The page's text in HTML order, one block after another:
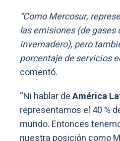
“Como Mercosur,
las emisiones (de gases
invernadero), pero
porcentaje de servicios
comentó.
“Ni hablar deAmérica
representamos el 40 %
mundo. Entonces
nuestra posición como